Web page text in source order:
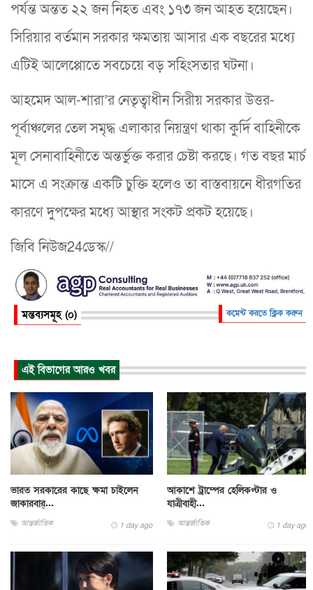
পর্যন্ত অন্তত ২২ জন নিহত এবং ১৭৩ জন আহত হয়েছেন।
সিরিয়ার বর্তমান সরকার ক্ষমতায় আসার এক বছরের মধ্যে
এটিই আলেপ্পোতে সবচেয়ে বড় সহিংসতার ঘটনা।
আহমেদ আল-শারা’র নেতৃত্বাধীন সিরীয় সরকার উত্তর-
পূর্বাঞ্চলের তেল সমৃদ্ধ এলাকার নিয়ন্ত্রণ থাকা কুর্দি বাহিনীকে
মূল সেনাবাহিনীতে অন্তর্ভুক্ত করার চেষ্টা করছে। গত বছর মার্চ
মাসে এ সংক্রান্ত একটি চুক্তি হলেও তা বাস্তবায়নে ধীরগতির
কারণে দুপক্ষের মধ্যে আস্থার সংকট প্রকট হয়েছে।
জিবি নিউজ24ডেস্ক//
মন্তব্যসমূহ (০) কমেন্ট করতে ক্লিক করুন
এই বিভাগের আরও খবর
ভারত সরকারের কাছে ক্ষমা চাইলেন
জাকারবার্...
আন্তর্জাতিক 1 day ago
আকাশে ট্রাম্পের হেলিকপ্টার ও
যাত্রীবাহী...
আন্তর্জাতিক 1 day ago